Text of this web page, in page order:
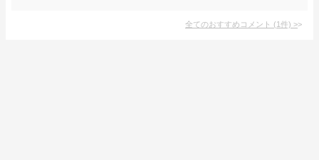
全てのおすすめコメント (1件) >